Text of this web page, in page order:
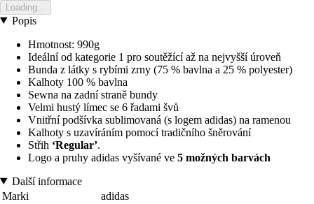
Loading...
Popis
Hmotnost: 990g
Ideální od kategorie 1 pro soutěžící až na nejvyšší úroveň
Bunda z látky s rybími zrny (75 % bavlna a 25 % polyester)
Kalhoty 100 % bavlna
Sewna na zadní straně bundy
Velmi hustý límec se 6 řadami švů
Vnitřní podšívka sublimovaná (s logem adidas) na ramenou
Kalhoty s uzavíráním pomocí tradičního šněrování
Střih ‘Regular’.
Logo a pruhy adidas vyšívané ve 5 možných barvách
Další informace
Marki
adidas